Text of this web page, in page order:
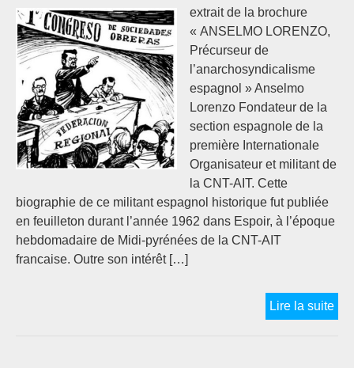
extrait de la brochure
« ANSELMO LORENZO,
Précurseur de
l’anarchosyndicalisme
espagnol » Anselmo
Lorenzo Fondateur de la
section espagnole de la
première Internationale
Organisateur et militant de
la CNT-AIT. Cette
biographie de ce militant espagnol historique fut publiée
en feuilleton durant l’année 1962 dans Espoir, à l’époque
hebdomadaire de Midi-pyrénées de la CNT-AIT
francaise. Outre son intérêt […]
Lire la suite
VIE